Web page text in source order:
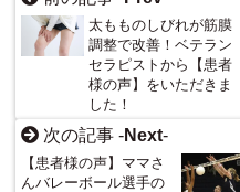
太もものしびれが筋膜
調整で改善！ベテラン
セラピストから【患者
様の声】をいただきま
した！
次の記事 -Next-
【患者様の声】ママさ
んバレーボール選手の